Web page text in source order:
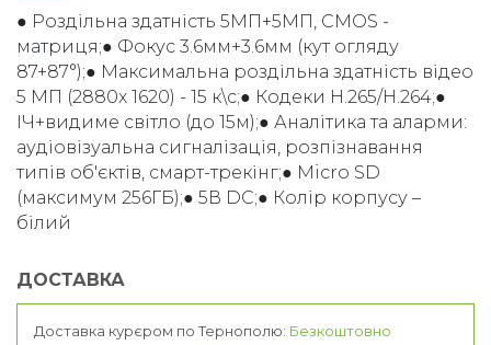
● Роздільна здатність 5МП+5МП, CMOS -
матриця;● Фокус 3.6мм+3.6мм (кут огляду
87+87°);● Максимальна роздільна здатність відео
5 МП (2880x 1620) - 15 к\с;● Кодеки H.265/H.264;●
ІЧ+видиме світло (до 15м);● Аналітика та аларми:
аудіовізуальна сигналізація, розпізнавання
типів об'єктів, смарт-трекінг;● Micro SD
(максимум 256ГБ);● 5В DC;● Колір корпусу –
білий
ДОСТАВКА
Доставка курєром по Тернополю: Безкоштовно